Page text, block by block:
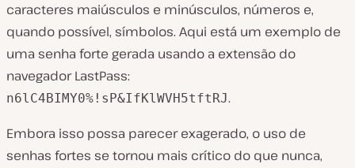
caracteres maiúsculos e minúsculos, números e,
quando possível, símbolos. Aqui está um exemplo de
uma senha forte gerada usando a extensão do
navegador LastPass:
n6lC4BIMY0%!sP&IfKlWVH5tftRJ.
Embora isso possa parecer exagerado, o uso de
senhas fortes se tornou mais crítico do que nunca,